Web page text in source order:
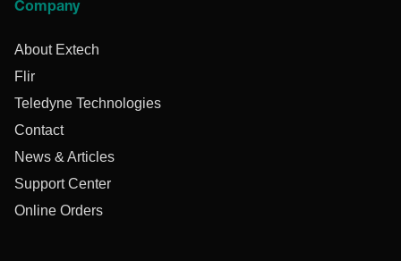
Company
About Extech
Flir
Teledyne Technologies
Contact
News & Articles
Support Center
Online Orders